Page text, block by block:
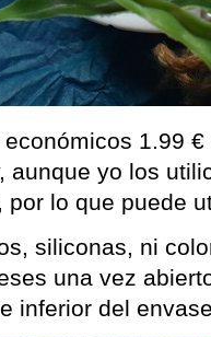
1.99
aunque yo los
lo que puede
siliconas, ni
una vez
inferior del